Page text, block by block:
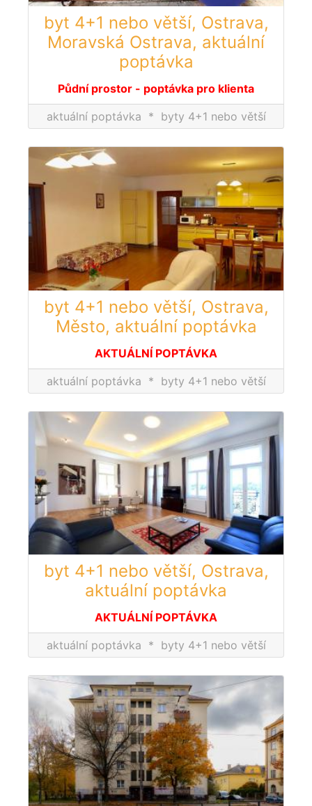
byt 4+1 nebo větší, Ostrava,
Moravská Ostrava, aktuální
poptávka
Půdní prostor - poptávka pro klienta
aktuální poptávka * byty 4+1 nebo větší
byt 4+1 nebo větší, Ostrava,
Město, aktuální poptávka
AKTUÁLNÍ POPTÁVKA
aktuální poptávka * byty 4+1 nebo větší
byt 4+1 nebo větší, Ostrava,
aktuální poptávka
AKTUÁLNÍ POPTÁVKA
aktuální poptávka * byty 4+1 nebo větší